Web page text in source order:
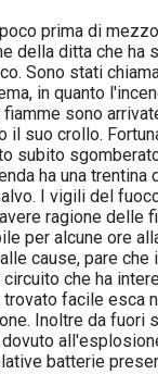
prima di
della ditta che ha
Sono stati
in quanto
sono
il suo crollo.
subito
ha una trentina
I vigili del
ragione delle
per alcune ore
cause, pare
che ha
facile esca
Inoltre da fuori
batterie